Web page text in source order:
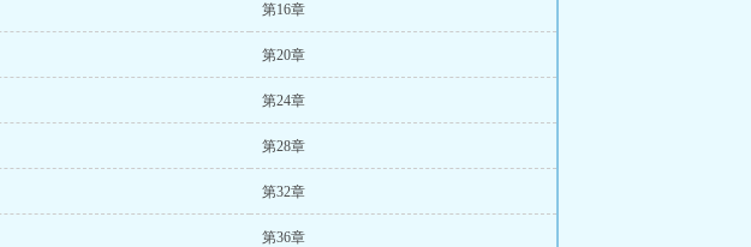
第16章
第20章
第24章
第28章
第32章
第36章